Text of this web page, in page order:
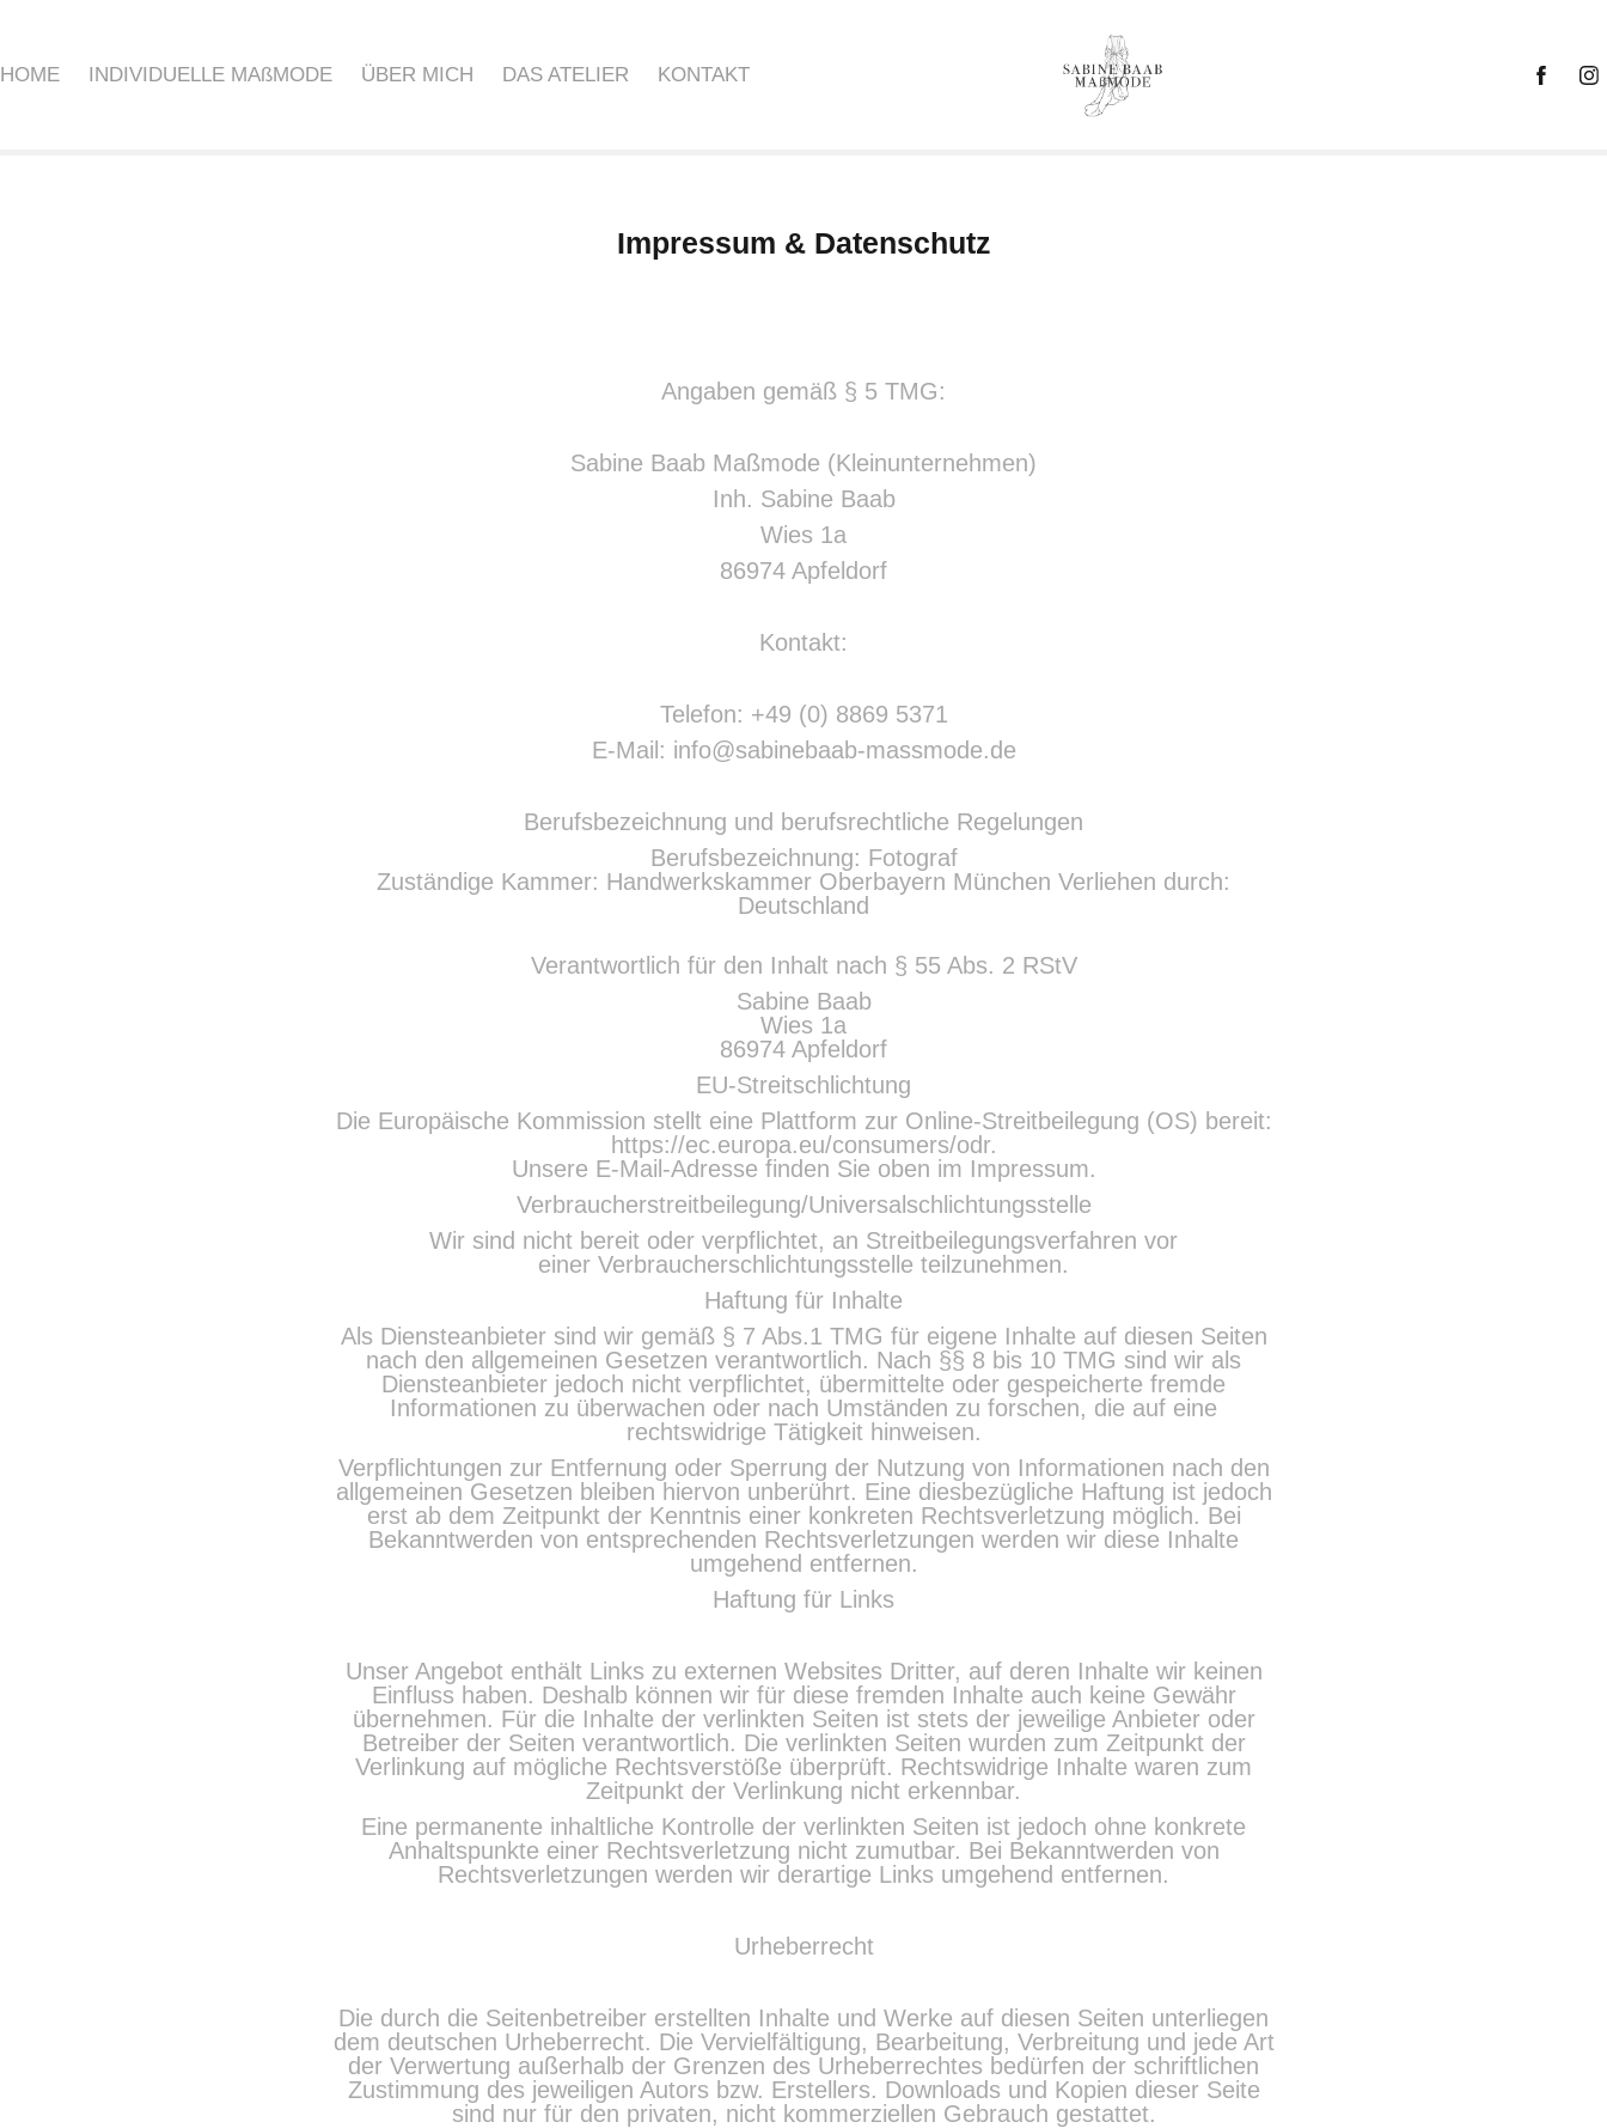
HOME INDIVIDUELLE MAßMODE ÜBER MICH DAS ATELIER KONTAKT
Impressum & Datenschutz
Angaben gemäß § 5 TMG:
Sabine Baab Maßmode (Kleinunternehmen)
Inh. Sabine Baab
Wies 1a
86974 Apfeldorf
Kontakt:
Telefon: +49 (0) 8869 5371
E-Mail: info@sabinebaab-massmode.de
Berufsbezeichnung und berufsrechtliche Regelungen
Berufsbezeichnung: Fotograf
Zuständige Kammer: Handwerkskammer Oberbayern München Verliehen durch:
Deutschland
Verantwortlich für den Inhalt nach § 55 Abs. 2 RStV
Sabine Baab
Wies 1a
86974 Apfeldorf
EU-Streitschlichtung
Die Europäische Kommission stellt eine Plattform zur Online-Streitbeilegung (OS) bereit:
https://ec.europa.eu/consumers/odr.
Unsere E-Mail-Adresse finden Sie oben im Impressum.
Verbraucherstreitbeilegung/Universalschlichtungsstelle
Wir sind nicht bereit oder verpflichtet, an Streitbeilegungsverfahren vor
einer Verbraucherschlichtungsstelle teilzunehmen.
Haftung für Inhalte
Als Diensteanbieter sind wir gemäß § 7 Abs.1 TMG für eigene Inhalte auf diesen Seiten
nach den allgemeinen Gesetzen verantwortlich. Nach §§ 8 bis 10 TMG sind wir als
Diensteanbieter jedoch nicht verpflichtet, übermittelte oder gespeicherte fremde
Informationen zu überwachen oder nach Umständen zu forschen, die auf eine
rechtswidrige Tätigkeit hinweisen.
Verpflichtungen zur Entfernung oder Sperrung der Nutzung von Informationen nach den
allgemeinen Gesetzen bleiben hiervon unberührt. Eine diesbezügliche Haftung ist jedoch
erst ab dem Zeitpunkt der Kenntnis einer konkreten Rechtsverletzung möglich. Bei
Bekanntwerden von entsprechenden Rechtsverletzungen werden wir diese Inhalte
umgehend entfernen.
Haftung für Links
Unser Angebot enthält Links zu externen Websites Dritter, auf deren Inhalte wir keinen
Einfluss haben. Deshalb können wir für diese fremden Inhalte auch keine Gewähr
übernehmen. Für die Inhalte der verlinkten Seiten ist stets der jeweilige Anbieter oder
Betreiber der Seiten verantwortlich. Die verlinkten Seiten wurden zum Zeitpunkt der
Verlinkung auf mögliche Rechtsverstöße überprüft. Rechtswidrige Inhalte waren zum
Zeitpunkt der Verlinkung nicht erkennbar.
Eine permanente inhaltliche Kontrolle der verlinkten Seiten ist jedoch ohne konkrete
Anhaltspunkte einer Rechtsverletzung nicht zumutbar. Bei Bekanntwerden von
Rechtsverletzungen werden wir derartige Links umgehend entfernen.
Urheberrecht
Die durch die Seitenbetreiber erstellten Inhalte und Werke auf diesen Seiten unterliegen
dem deutschen Urheberrecht. Die Vervielfältigung, Bearbeitung, Verbreitung und jede Art
der Verwertung außerhalb der Grenzen des Urheberrechtes bedürfen der schriftlichen
Zustimmung des jeweiligen Autors bzw. Erstellers. Downloads und Kopien dieser Seite
sind nur für den privaten, nicht kommerziellen Gebrauch gestattet.